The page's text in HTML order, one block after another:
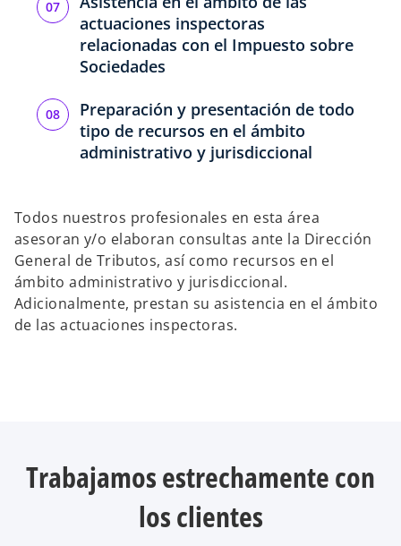
actuaciones inspectoras
relacionadas con el Impuesto sobre
Sociedades
Preparación y presentación de todo
tipo de recursos en el ámbito
administrativo y jurisdiccional
Todos nuestros profesionales en esta área
asesoran y/o elaboran consultas ante la Dirección
General de Tributos, así como recursos en el
ámbito administrativo y jurisdiccional.
Adicionalmente, prestan su asistencia en el ámbito
de las actuaciones inspectoras.
Trabajamos estrechamente con
los clientes